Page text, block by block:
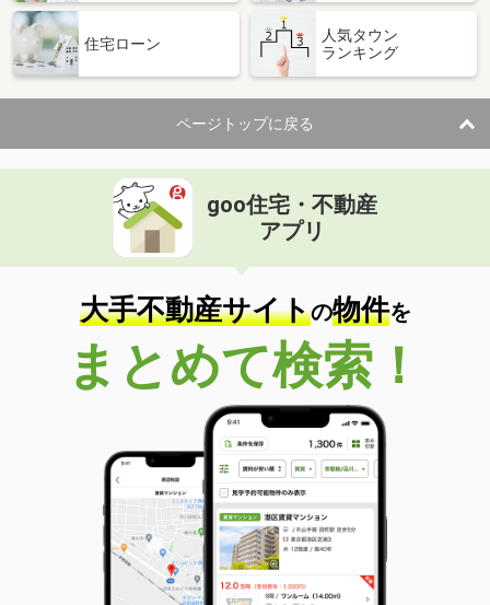
住宅ローン
人気タウン
ランキング
ページトップに戻る
goo住宅・不動産
アプリ
大手不動産サイトの物件を
まとめて検索！